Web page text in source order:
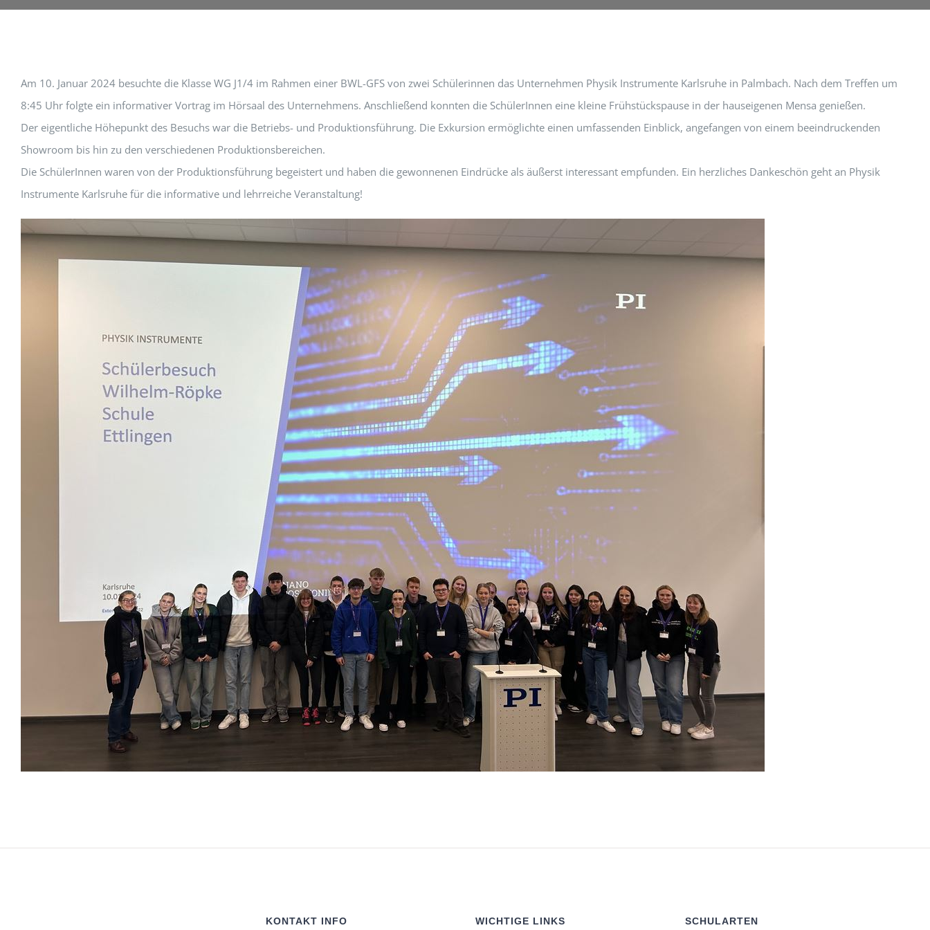
Am 10. Januar 2024 besuchte die Klasse WG J1/4 im Rahmen einer BWL-GFS von zwei Schülerinnen das Unternehmen Physik Instrumente Karlsruhe in Palmbach. Nach dem Treffen um
8:45 Uhr folgte ein informativer Vortrag im Hörsaal des Unternehmens. Anschließend konnten die SchülerInnen eine kleine Frühstückspause in der hauseigenen Mensa genießen.
Der eigentliche Höhepunkt des Besuchs war die Betriebs- und Produktionsführung. Die Exkursion ermöglichte einen umfassenden Einblick, angefangen von einem beeindruckenden
Showroom bis hin zu den verschiedenen Produktionsbereichen.
Die SchülerInnen waren von der Produktionsführung begeistert und haben die gewonnenen Eindrücke als äußerst interessant empfunden. Ein herzliches Dankeschön geht an Physik
Instrumente Karlsruhe für die informative und lehrreiche Veranstaltung!
KONTAKT INFO WICHTIGE LINKS SCHULARTEN